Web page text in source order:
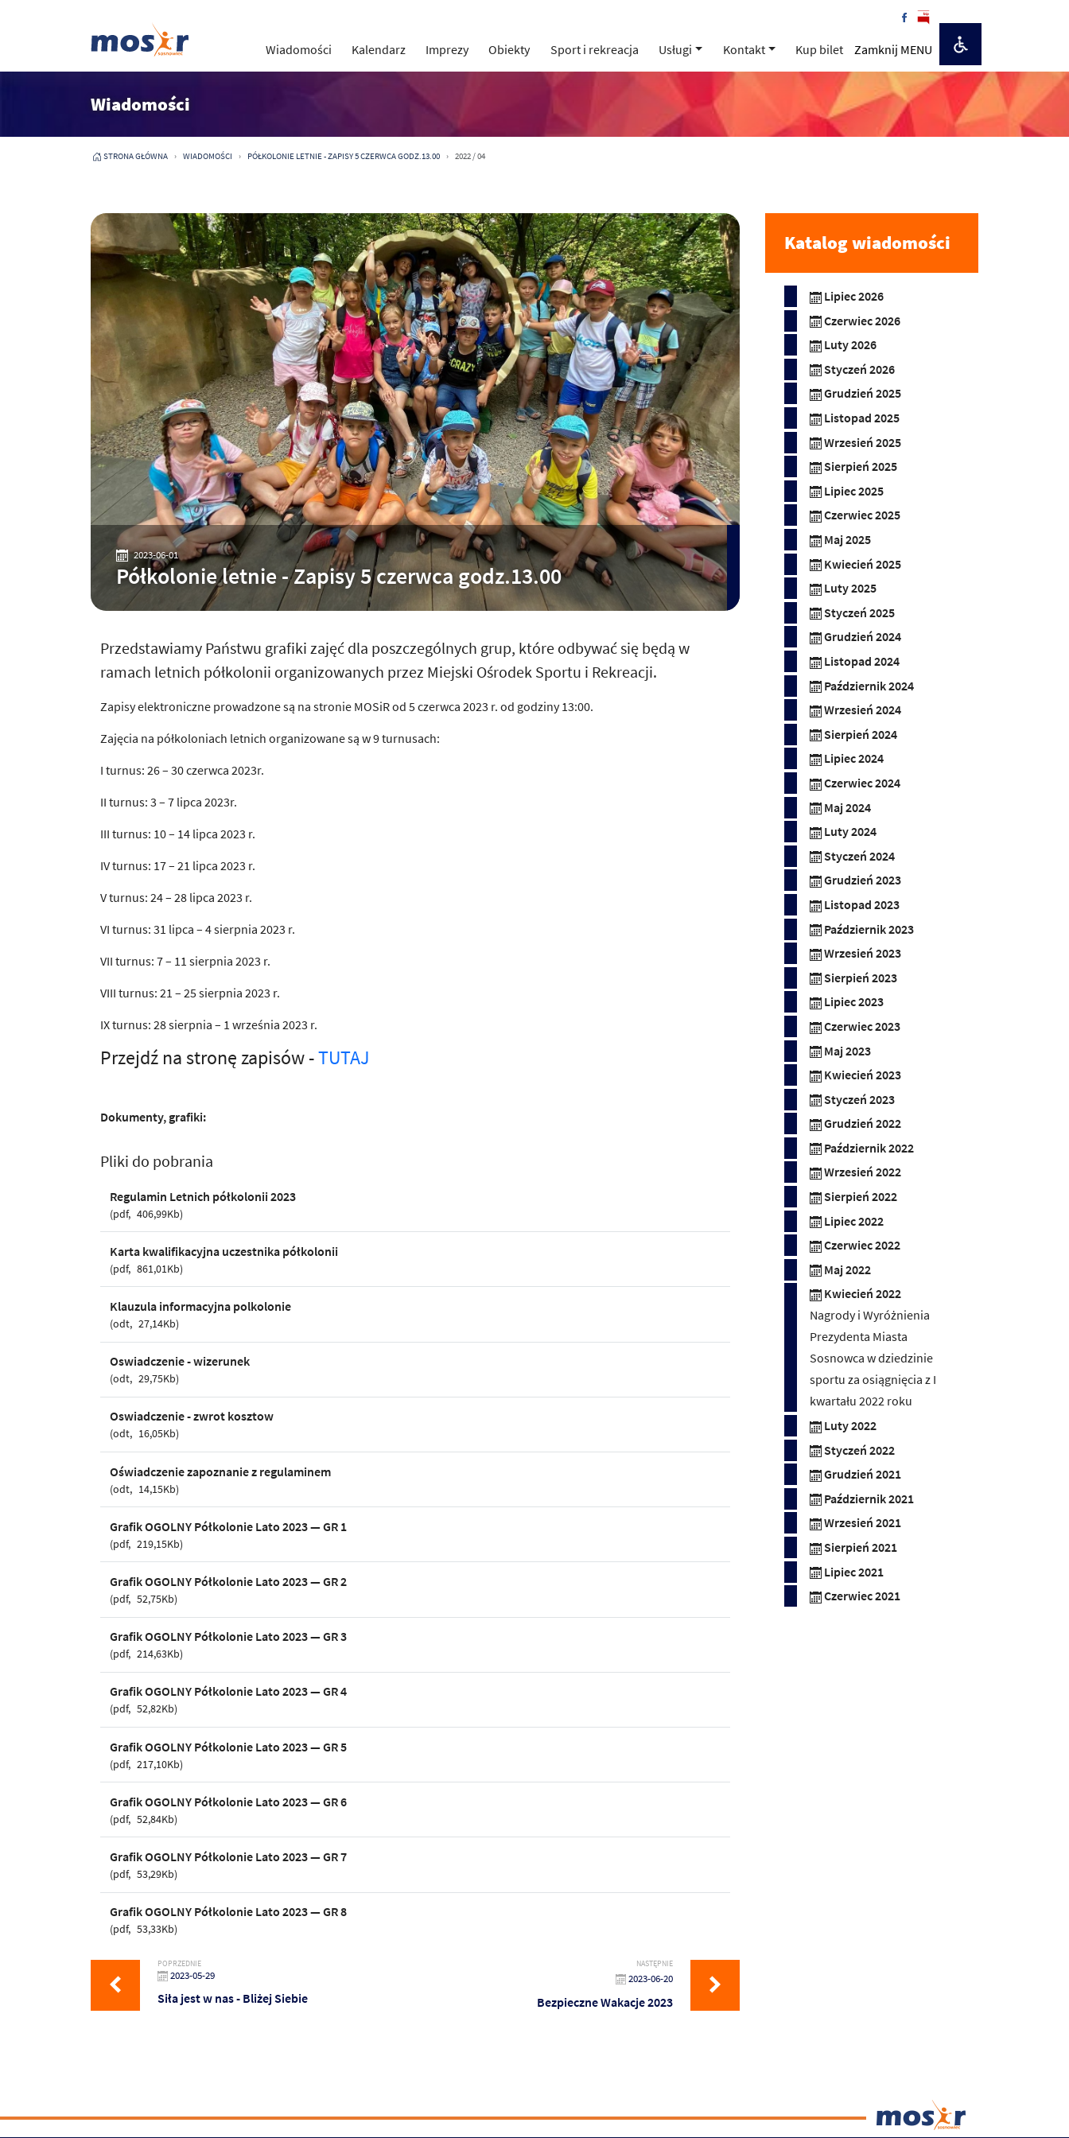
Wiadomości Kalendarz Imprezy Obiekty Sport i rekreacja Usługi Kontakt Kup bilet Zamknij MENU
Wiadomości
STRONA GŁÓWNA WIADOMOŚCI PÓŁKOLONIE LETNIE - ZAPISY 5 CZERWCA GODZ.13.00 2022 / 04
2023-06-01
Półkolonie letnie - Zapisy 5 czerwca godz.13.00
Przedstawiamy Państwu grafiki zajęć dla poszczególnych grup, które odbywać się będą w
ramach letnich półkolonii organizowanych przez Miejski Ośrodek Sportu i Rekreacji.
Zapisy elektroniczne prowadzone są na stronie MOSiR od 5 czerwca 2023 r. od godziny 13:00.
Zajęcia na półkoloniach letnich organizowane są w 9 turnusach:
I turnus: 26 – 30 czerwca 2023r.
II turnus: 3 – 7 lipca 2023r.
III turnus: 10 – 14 lipca 2023 r.
IV turnus: 17 – 21 lipca 2023 r.
V turnus: 24 – 28 lipca 2023 r.
VI turnus: 31 lipca – 4 sierpnia 2023 r.
VII turnus: 7 – 11 sierpnia 2023 r.
VIII turnus: 21 – 25 sierpnia 2023 r.
IX turnus: 28 sierpnia – 1 września 2023 r.
Przejdź na stronę zapisów -TUTAJ
Dokumenty, grafiki:
Pliki do pobrania
Regulamin Letnich półkolonii 2023
pdf 406,99Kb
Karta kwalifikacyjna uczestnika półkolonii
pdf 861,01Kb
Klauzula informacyjna polkolonie
odt 27,14Kb
Oswiadczenie - wizerunek
odt 29,75Kb
Oswiadczenie - zwrot kosztow
odt 16,05Kb
Oświadczenie zapoznanie z regulaminem
odt 14,15Kb
Grafik OGOLNY Półkolonie Lato 2023 — GR 1
pdf 219,15Kb
Grafik OGOLNY Półkolonie Lato 2023 — GR 2
pdf 52,75Kb
Grafik OGOLNY Półkolonie Lato 2023 — GR 3
pdf 214,63Kb
Grafik OGOLNY Półkolonie Lato 2023 — GR 4
pdf 52,82Kb
Grafik OGOLNY Półkolonie Lato 2023 — GR 5
pdf 217,10Kb
Grafik OGOLNY Półkolonie Lato 2023 — GR 6
pdf 52,84Kb
Grafik OGOLNY Półkolonie Lato 2023 — GR 7
pdf 53,29Kb
Grafik OGOLNY Półkolonie Lato 2023 — GR 8
pdf 53,33Kb
POPRZEDNIE
2023-05-29
Siła jest w nas - Bliżej Siebie
NASTĘPNIE
2023-06-20
Bezpieczne Wakacje 2023
Katalog wiadomości
Lipiec 2026
Czerwiec 2026
Luty 2026
Styczeń 2026
Grudzień 2025
Listopad 2025
Wrzesień 2025
Sierpień 2025
Lipiec 2025
Czerwiec 2025
Maj 2025
Kwiecień 2025
Luty 2025
Styczeń 2025
Grudzień 2024
Listopad 2024
Październik 2024
Wrzesień 2024
Sierpień 2024
Lipiec 2024
Czerwiec 2024
Maj 2024
Luty 2024
Styczeń 2024
Grudzień 2023
Listopad 2023
Październik 2023
Wrzesień 2023
Sierpień 2023
Lipiec 2023
Czerwiec 2023
Maj 2023
Kwiecień 2023
Styczeń 2023
Grudzień 2022
Październik 2022
Wrzesień 2022
Sierpień 2022
Lipiec 2022
Czerwiec 2022
Maj 2022
Kwiecień 2022
Nagrody i Wyróżnienia
Prezydenta Miasta
Sosnowca w dziedzinie
sportu za osiągnięcia z I
kwartału 2022 roku
Luty 2022
Styczeń 2022
Grudzień 2021
Październik 2021
Wrzesień 2021
Sierpień 2021
Lipiec 2021
Czerwiec 2021